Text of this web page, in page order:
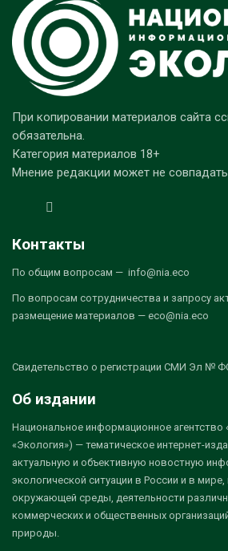
При копировании материалов сайта
обязательна.
Категория материалов 18+
Мнение редакции может не
Контакты
По общим вопросам — info@nia.eco
По вопросам сотрудничества и запросу
размещение материалов — eco@nia.eco
Свидетельство о регистрации СМИ Эл №
Об издании
Национальное информационное агентство
«Экология») — тематическое интернет-
актуальную и объективную новостную
экологической ситуации в России и в
окружающей среды, деятельности
коммерческих и общественных
природы.